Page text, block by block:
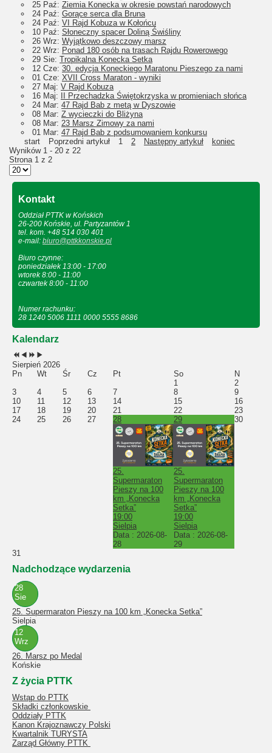
25 Paź: Ziemia Konecka w okresie powstań narodowych
24 Paź: Gorące serca dla Bruna
24 Paź: VI Rajd Kobuza w Kołońcu
10 Paź: Słoneczny spacer Doliną Świśliny
26 Wrz: Wyjątkowo deszczowy marsz
22 Wrz: Ponad 180 osób na trasach Rajdu Rowerowego
29 Sie: Tropikalna Konecka Setka
12 Cze: 30. edycja Koneckiego Maratonu Pieszego za nami
01 Cze: XVII Cross Maraton - wyniki
27 Maj: V Rajd Kobuza
16 Maj:
II Przechadzka Świętokrzyska w promieniach słońca
24 Mar: 47 Rajd Bab z metą w Dyszowie
08 Mar: Z wycieczki do Bliżyna
08 Mar: 23 Marsz Zimowy za nami
01 Mar: 47 Rajd Bab z podsumowaniem konkursu
start
Poprzedni artykuł 1 2 Następny artykuł
koniec
Wyników 1 - 20 z 22
Strona 1 z 2
Kontakt
Oddział PTTK w Końskich
26-200 Końskie, ul. Partyzantów 1
tel. kom. +48 514 030 401
e-mail: biuro@pttkkonskie.pl
Biuro czynne:
poniedziałek 13:00 - 17:00
wtorek 8:00 - 11:00
czwartek 8:00 - 11:00
Numer rachunku:
28 1240 5006 1111 0000 5555 8686
Kalendarz
Sierpień 2026
Pn
Wt Śr Cz Pt So
N
1
2
3
4 5 6 7 8
9
10
11 12 13 14 15
16
17
18 19 20 21 22
23
24
25 26 27 28
25.
Supermaraton
Pieszy na 100
km „Konecka
Setka”
19:00
Sielpia
Data : 2026-08-
28
29
25.
Supermaraton
Pieszy na 100
km „Konecka
Setka”
19:00
Sielpia
Data : 2026-08-
29
30
31
Nadchodzące wydarzenia
28
Sie
25. Supermaraton Pieszy na 100 km „Konecka Setka”
Sielpia
12
Wrz
26. Marsz po Medal
Końskie
Z życia PTTK
Wstąp do PTTK
Składki członkowskie
Oddziały PTTK
Kanon Krajoznawczy Polski
Kwartalnik TURYSTA
Zarząd Główny PTTK